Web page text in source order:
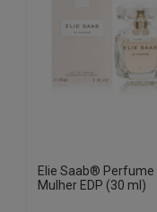
Elie Saab® Perfume
Mulher EDP (30 ml)